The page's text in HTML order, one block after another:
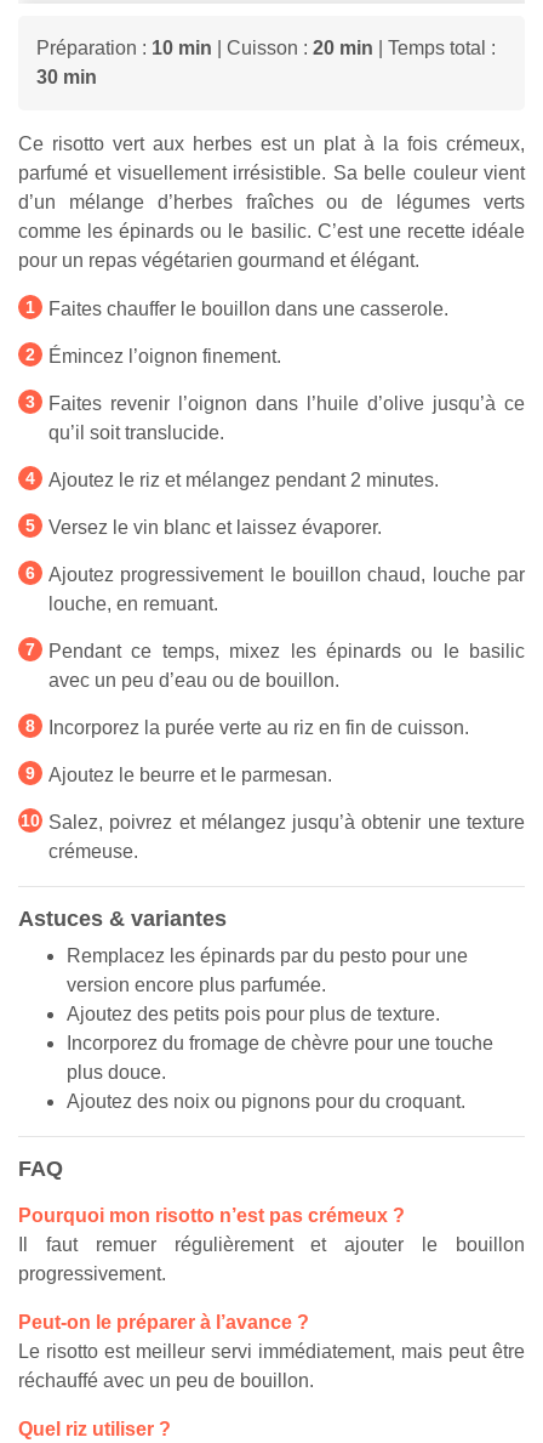
Préparation : 10 min | Cuisson : 20 min | Temps total :
30 min
Ce risotto vert aux herbes est un plat à la fois crémeux,
parfumé et visuellement irrésistible. Sa belle couleur vient
d’un mélange d’herbes fraîches ou de légumes verts
comme les épinards ou le basilic. C’est une recette idéale
pour un repas végétarien gourmand et élégant.
Faites chauffer le bouillon dans une casserole.
Émincez l’oignon finement.
Faites revenir l’oignon dans l’huile d’olive jusqu’à ce
qu’il soit translucide.
Ajoutez le riz et mélangez pendant 2 minutes.
Versez le vin blanc et laissez évaporer.
Ajoutez progressivement le bouillon chaud, louche par
louche, en remuant.
Pendant ce temps, mixez les épinards ou le basilic
avec un peu d’eau ou de bouillon.
Incorporez la purée verte au riz en fin de cuisson.
Ajoutez le beurre et le parmesan.
Salez, poivrez et mélangez jusqu’à obtenir une texture
crémeuse.
Astuces & variantes
Remplacez les épinards par du pesto pour une
version encore plus parfumée.
Ajoutez des petits pois pour plus de texture.
Incorporez du fromage de chèvre pour une touche
plus douce.
Ajoutez des noix ou pignons pour du croquant.
FAQ
Pourquoi mon risotto n’est pas crémeux ?
Il faut remuer régulièrement et ajouter le bouillon
progressivement.
Peut-on le préparer à l’avance ?
Le risotto est meilleur servi immédiatement, mais peut être
réchauffé avec un peu de bouillon.
Quel riz utiliser ?